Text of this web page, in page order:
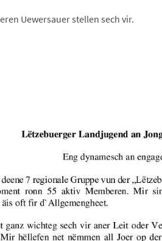
Uewersauer stellen sech vir.